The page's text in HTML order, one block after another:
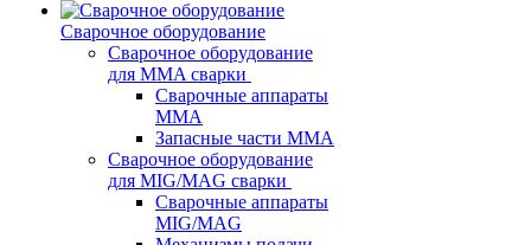
Сварочное оборудование
Сварочное оборудование
для MMA сварки
Сварочные аппараты
MMA
Запасные части MMA
Сварочное оборудование
для MIG/MAG сварки
Сварочные аппараты
MIG/MAG